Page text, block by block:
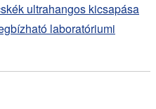
ultrahangos kicsapása
laboratóriumi